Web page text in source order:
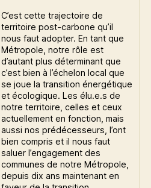
C’est cette trajectoire de
territoire post-carbone qu’il
nous faut adopter. En tant que
Métropole, notre rôle est
d’autant plus déterminant que
c’est bien à l’échelon local que
se joue la transition énergétique
et écologique. Les élu.e.s de
notre territoire, celles et ceux
actuellement en fonction, mais
aussi nos prédécesseurs, l’ont
bien compris et il nous faut
saluer l’engagement des
communes de notre Métropole,
depuis dix ans maintenant en